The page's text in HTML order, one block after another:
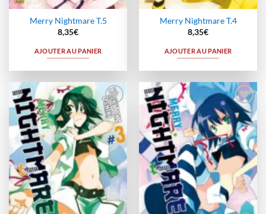
Merry Nightmare T.5
8,35€
AJOUTER AU PANIER
Merry Nightmare T.4
8,35€
AJOUTER AU PANIER
Ajouter
à la
wishlist
Ajouter
à la
wishlist